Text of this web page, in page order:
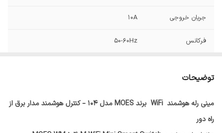
جریان خروجی 10A
فرکانس 50-60Hz
توضیحات
مینی رله هوشمند WiFi برند MOES مدل 104 – کنترل هوشمند مدار برق از
راه دور